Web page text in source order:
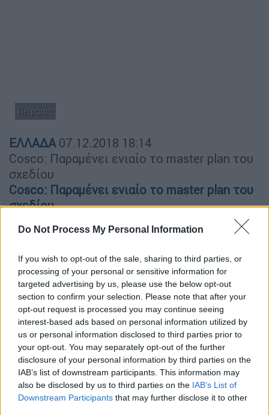
Do Not Process My Personal Information
If you wish to opt-out of the sale, sharing to third parties, or
processing of your personal or sensitive information for
targeted advertising by us, please use the below opt-out
section to confirm your selection. Please note that after your
opt-out request is processed you may continue seeing
interest-based ads based on personal information utilized by
us or personal information disclosed to third parties prior to
your opt-out. You may separately opt-out of the further
disclosure of your personal information by third parties on the
IAB’s list of downstream participants. This information may
also be disclosed by us to third parties on the IAB’s List of
Downstream Participants that may further disclose it to other
Πειραιάς
ΕΛΛΑΔΑ 07.12.2018 18:14
Cosco: Παραμένει ενιαίο το master plan του
σχεδίου
Cosco: Παραμένει ενιαίο το master plan του
σχεδίου
Μια πρόταση που απορρίπτεται από τους
είναι «ενιαίο και αδιαίρετο», και δεν
συζητούν οτιδήποτε άλλο πέραν αυτού.
Κύκλοι προσκείµενοι στην Cosco
επισηµαίνουν στην «Ηµερησία» πως η
υλοποίησή του είναι κοµβικής σηµασίας για
την επίτευξη των στόχων που έχουν τεθεί
σε σχέση µε την παρουσία τους στην Ελλάδα
και την προώθηση των συµφερόντων τους
στη ΝΑ Ευρώπη. Μάλιστα, συνδέεται και µε
τη µεταβίβαση του υπόλοιπου 16% του ΟΛΠ